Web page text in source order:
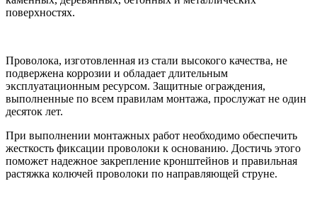
поверхностях.
Проволока, изготовленная из стали высокого качества, не
подвержена коррозии и обладает длительным
эксплуатационным ресурсом. Защитные ограждения,
выполненные по всем правилам монтажа, прослужат не один
десяток лет.
При выполнении монтажных работ необходимо обеспечить
жесткость фиксации проволоки к основанию. Достичь этого
поможет надежное закрепление кронштейнов и правильная
растяжка колючей проволоки по направляющей струне.